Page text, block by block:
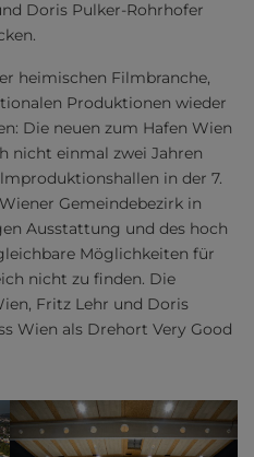
Doris Pulker-Rohrhofer
heimischen Filmbranche,
Produktionen wieder
Die neuen zum Hafen Wien
nicht einmal zwei Jahren
in der 7.
Gemeindebezirk in
Ausstattung und des hoch
Möglichkeiten für
nicht zu finden. Die
Fritz Lehr und Doris
Wien als Drehort Very Good